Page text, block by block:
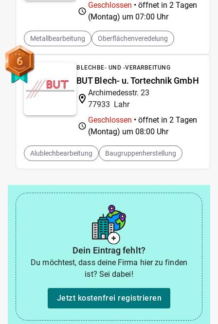
Geschlossen • öffnet in 2 Tagen
(Montag) um 07:00 Uhr
Metallbearbeitung Oberflächenveredelung
6 BLECHBE- UND -VERARBEITUNG
BUT Blech- u. Tortechnik GmbH
Archimedesstr. 23
77933 Lahr
Geschlossen • öffnet in 2 Tagen
(Montag) um 08:00 Uhr
Alublechbearbeitung Baugruppenherstellung
Dein Eintrag fehlt?
Du möchtest, dass deine Firma hier zu finden
ist? Sei dabei!
Jetzt kostenfrei registrieren